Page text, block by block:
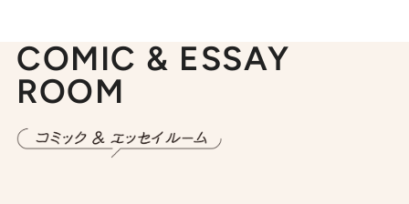
COMIC & ESSAY
ROOM